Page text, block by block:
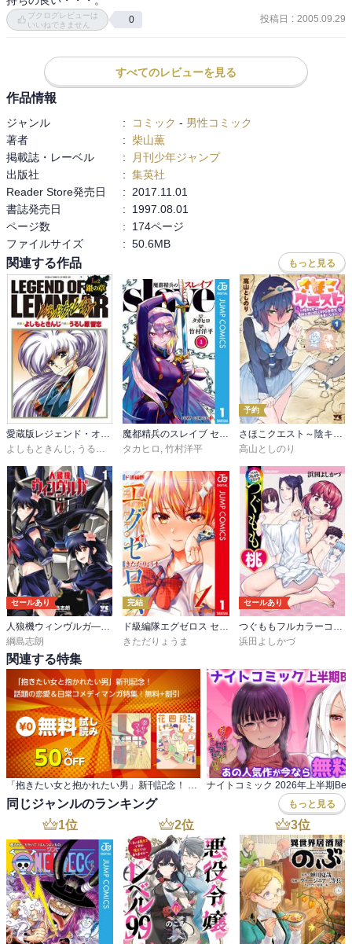
ブクログレビューは
いいねできません
0 投稿日 : 2005.09.29
すべてのレビューを見る
作品情報
ジャンル : コミック - 男性コミック
著者
:
柴山薫
掲載誌・レーベル
:
月刊少年ジャンプ
出版社
: 集英社
Reader Store発売日
:
2017.11.01
書誌発売日
:
1997.08.01
ページ数
:
174ページ
ファイルサイズ
: 50.6MB
関連する作品 もっと見る
愛蔵版レジェンド・オブ・レムネア
よしもときんじ , うるし原智志
魔都精兵のスレイブ セミカラー版
タカヒロ , 竹村洋平
予約
さほこクエスト～陰キャ女子、紳士向け同人RPG世界で勇者になる～
高山としのり
セールあり
綱島志朗
完結
きただりょうま
セールあり
浜田よしかづ
関連する特集
ナイトコミック 2026年上半期
同じジャンルのランキング もっと見る
1位 2位 3位